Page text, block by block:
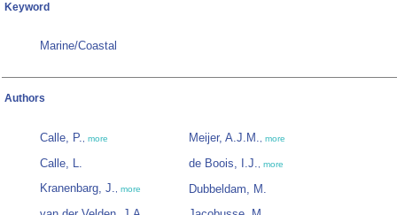
Keyword
Marine/Coastal
Authors
Calle, P., more
Calle, L.
Kranenbarg, J., more
Meijer, A.J.M., more
de Boois, I.J., more
Dubbeldam, M.